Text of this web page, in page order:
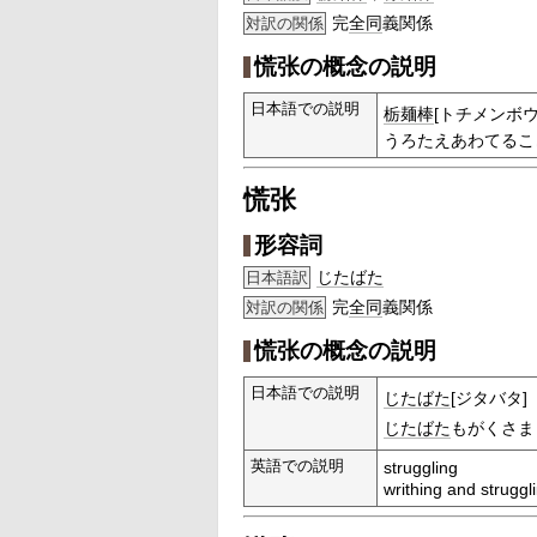
対訳の関係 完全同義関係
慌张の概念の説明
日本語での説明 栃麺棒[トチメンボ
うろたえあわてるこ
慌张
形容詞
日本語訳 じたばた
対訳の関係 完全同義関係
慌张の概念の説明
日本語での説明 じたばた[ジタバタ]
じたばたもがくさま
英語での説明
struggling
writhing and